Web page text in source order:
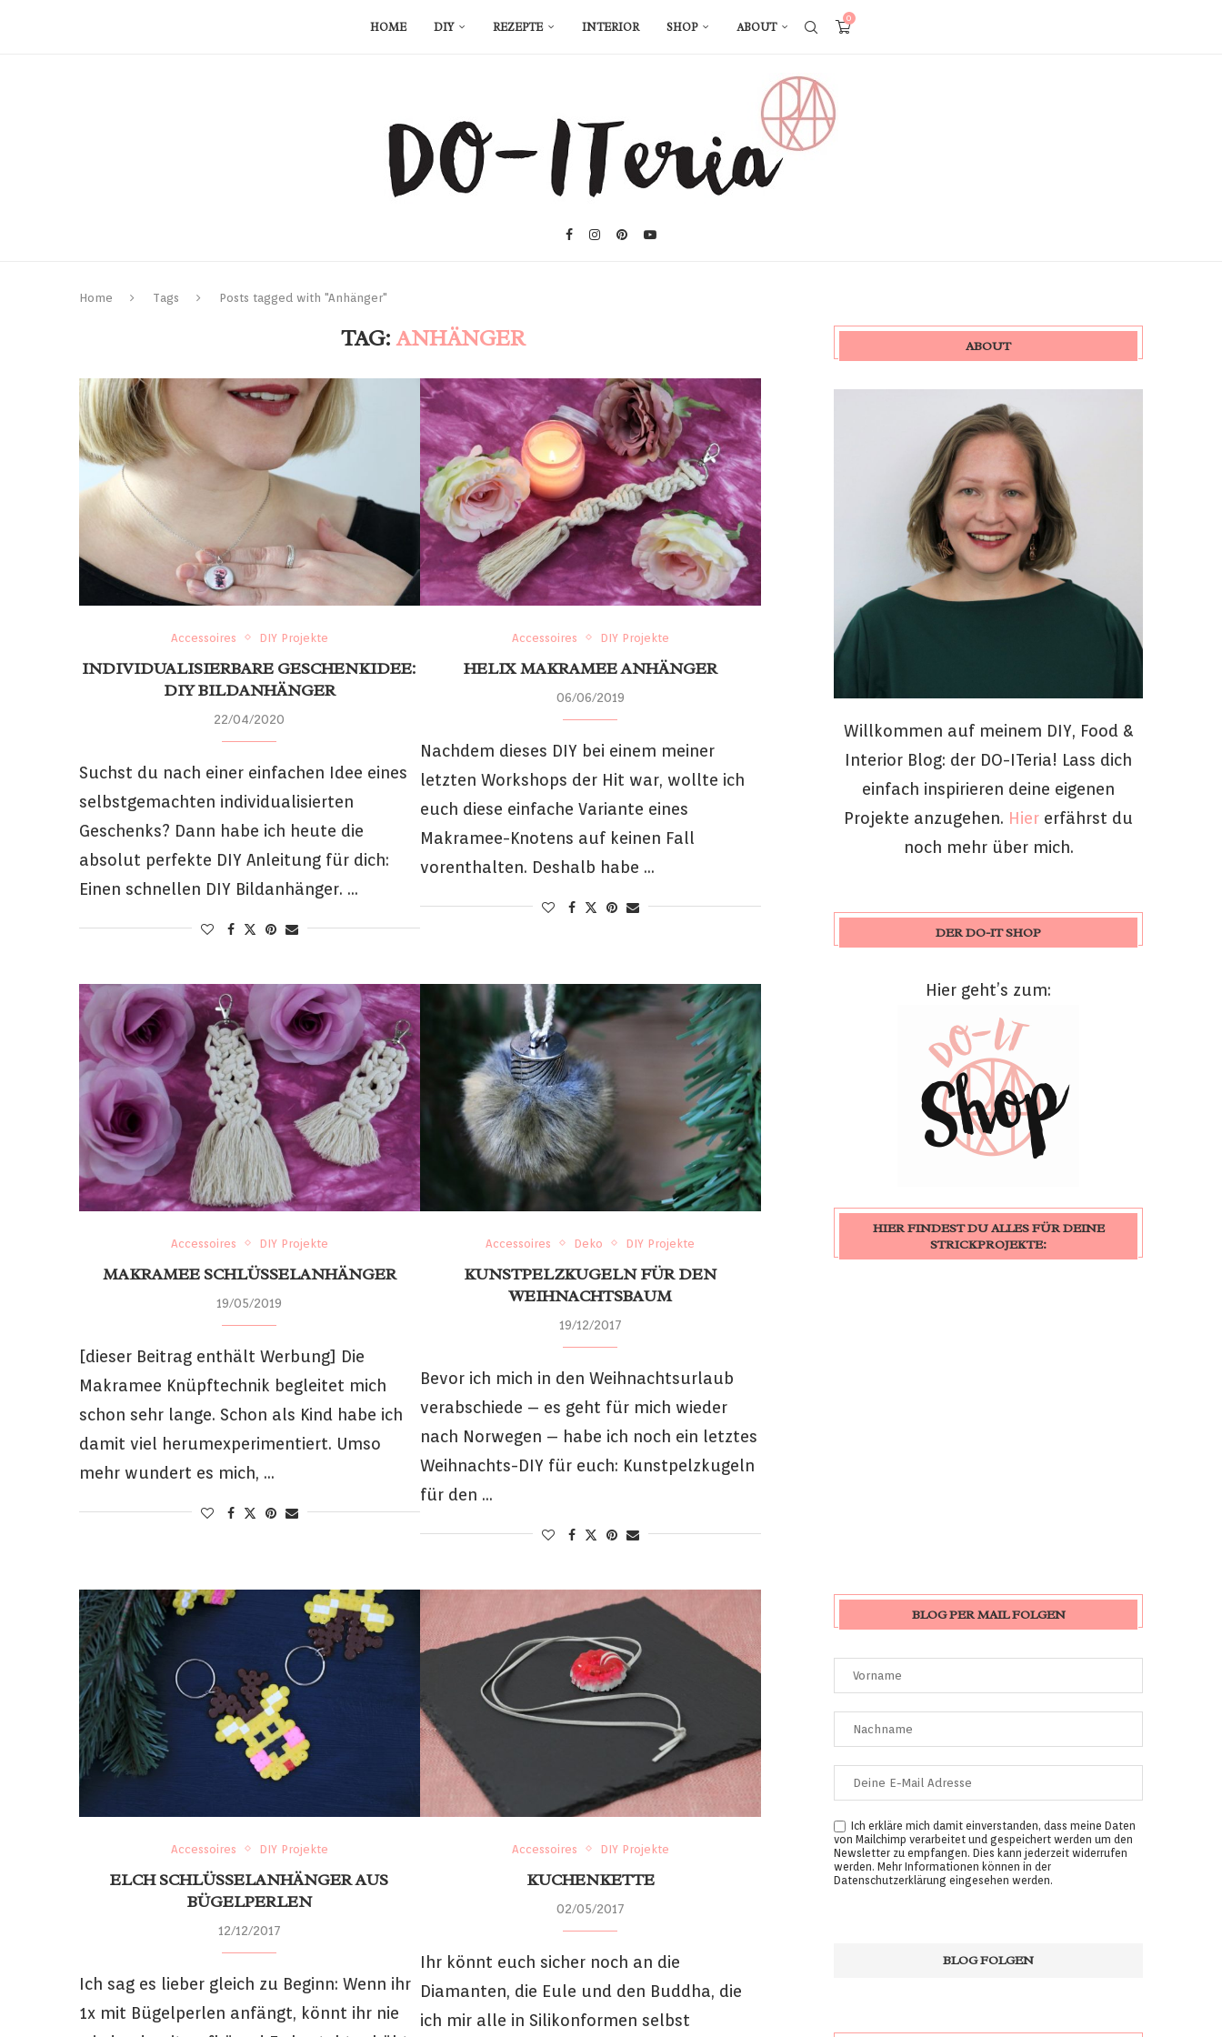
HOME DIY REZEPTE INTERIOR SHOP ABOUT
0
Home Tags Posts tagged with "Anhänger"
TAG:ANHÄNGER
Accessoires DIY Projekte
INDIVIDUALISIERBARE GESCHENKIDEE:
DIY BILDANHÄNGER
22/04/2020
Suchst du nach einer einfachen Idee eines
selbstgemachten individualisierten
Geschenks? Dann habe ich heute die
absolut perfekte DIY Anleitung für dich:
Einen schnellen DIY Bildanhänger. …
Accessoires DIY Projekte
HELIX MAKRAMEE ANHÄNGER
06/06/2019
Nachdem dieses DIY bei einem meiner
letzten Workshops der Hit war, wollte ich
euch diese einfache Variante eines
Makramee-Knotens auf keinen Fall
vorenthalten. Deshalb habe …
Accessoires DIY Projekte
MAKRAMEE SCHLÜSSELANHÄNGER
19/05/2019
[dieser Beitrag enthält Werbung] Die
Makramee Knüpftechnik begleitet mich
schon sehr lange. Schon als Kind habe ich
damit viel herumexperimentiert. Umso
mehr wundert es mich, …
Accessoires Deko DIY Projekte
KUNSTPELZKUGELN FÜR DEN
WEIHNACHTSBAUM
19/12/2017
Bevor ich mich in den Weihnachtsurlaub
verabschiede – es geht für mich wieder
nach Norwegen – habe ich noch ein letztes
Weihnachts-DIY für euch: Kunstpelzkugeln
für den …
Accessoires DIY Projekte
ELCH SCHLÜSSELANHÄNGER AUS
BÜGELPERLEN
12/12/2017
Ich sag es lieber gleich zu Beginn: Wenn ihr
1x mit Bügelperlen anfängt, könnt ihr nie
Accessoires DIY Projekte
KUCHENKETTE
02/05/2017
Ihr könnt euch sicher noch an die
Diamanten, die Eule und den Buddha, die
ich mir alle in Silikonformen selbst
ABOUT
Willkommen auf meinem DIY, Food &
Interior Blog: der DO-ITeria! Lass dich
einfach inspirieren deine eigenen
Projekte anzugehen. Hier erfährst du
noch mehr über mich.
DER DO-IT SHOP
Hier geht’s zum:
HIER FINDEST DU ALLES FÜR DEINE
STRICKPROJEKTE:
BLOG PER MAIL FOLGEN
Ich erkläre mich damit einverstanden, dass meine Daten
von Mailchimp verarbeitet und gespeichert werden um den
Newsletter zu empfangen. Dies kann jederzeit widerrufen
werden. Mehr Informationen können in der
Datenschutzerklärung eingesehen werden.